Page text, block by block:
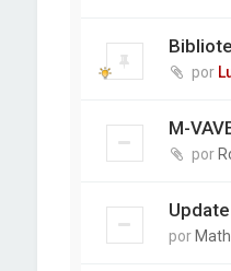
por
M-
por
por